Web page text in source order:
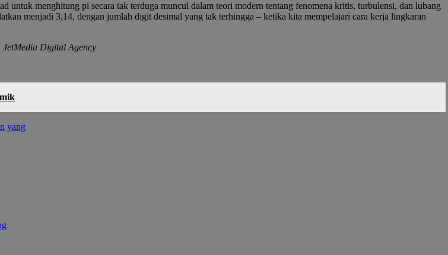
untuk menghitung pi secara tak terduga muncul dalam teori modern tentang fenomena kritis, turbulensi, dan lubang
menjadi 3,14, dengan jumlah digit desimal yang tak terhingga – ketika kita mempelajari cara kerja lingkaran
JetMedia Digital Agency
yang